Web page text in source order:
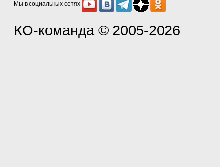
Мы в социальных сетях
КО-команда © 2005-2026